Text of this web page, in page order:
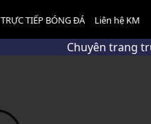
TRỰC TIẾP BÓNG ĐÁ Liên hệ KM
Chuyên trang